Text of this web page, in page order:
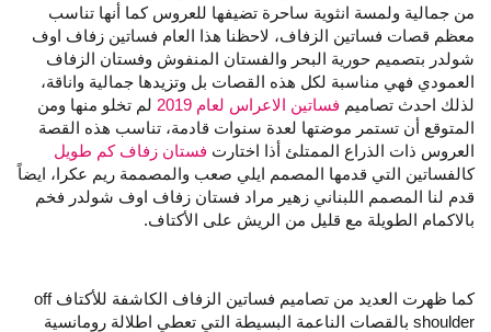
من جمالية ولمسة انثوية ساحرة تضيفها للعروس كما أنها تناسب
معظم قصات فساتين الزفاف، لاحظنا هذا العام فساتين زفاف اوف
شولدر بتصميم حورية البحر والفستان المنفوش وفستان الزفاف
العمودي فهي مناسبة لكل هذه القصات بل وتزيدها جمالية واناقة،
لذلك احدث تصاميم فساتين الاعراس لعام 2019
لم تخلو منها ومن
المتوقع أن تستمر موضتها لعدة سنوات قادمة، تناسب هذه القصة
العروس ذات الذراع الممتلئ أذا اختارت فستان زفاف كم طويل
كالفساتين التي قدمها المصمم ايلي صعب والمصممة ريم عكرا، ايضاً
قدم لنا المصمم اللبناني زهير مراد فستان زفاف اوف شولدر فخم
بالاكمام الطويلة مع قليل من الريش على الأكتاف.
كما ظهرت العديد من تصاميم فساتين الزفاف الكاشفة للأكتاف off
shoulder بالقصات الناعمة البسيطة التي تعطي اطلالة رومانسية